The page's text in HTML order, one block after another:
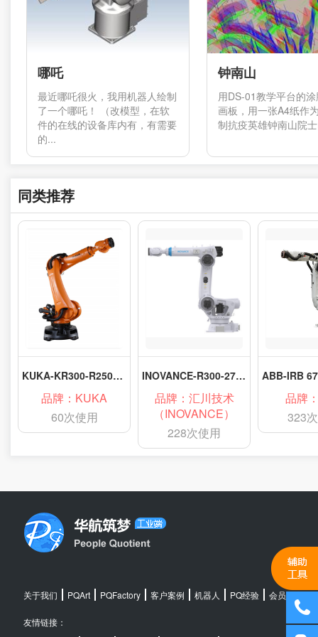
哪吒
最近哪吒很火，我用机器人绘制
了一个哪吒！ （改模型，在软
件的在线的设备库内有，有需要
的...
钟南山
用DS-01教学平台的
画板，用一张A4纸作
制抗疫英雄钟南山院
同类推荐
KUKA-KR300-R2500-ultra
品牌：KUKA
60次使用
INOVANCE-R300-270S7
品牌：汇川技术
（INOVANCE）
228次使用
品牌
323
关于我们 PQArt PQFactory 客户案例 机器人 PQ经验 会员中心
友情链接：